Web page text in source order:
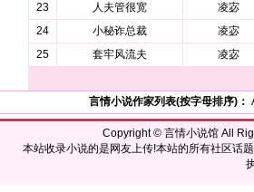
23
人夫管很宽
凌宓
24
小秘诈总裁
凌宓
25
套牢风流夫 凌宓
言情小说作家列表(按字母排序)：
Copyright © 言情小说馆All
本站收录小说的是网友上传!本站的所有社区话